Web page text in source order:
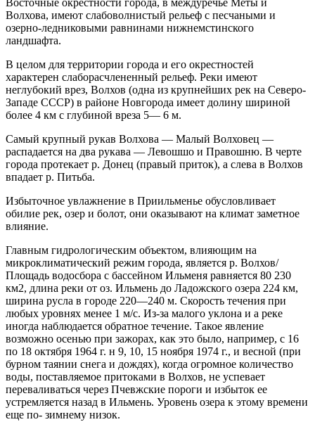
Восточные окрестности города, в междуречье Меты и
Волхова, имеют слабоволнистый рельеф с песчаными и
озерно-ледниковыми равнинами нижнемстинского
ландшафта.
В целом для территории города и его окрестностей
характерен слаборасчлененный рельеф. Реки имеют
неглубокий врез, Волхов (одна из крупнейших рек на Северо-
Западе СССР) в районе Новгорода имеет долину шириной
более 4 км с глубиной вреза 5— 6 м.
Самый крупный рукав Волхова — Малый Волховец —
распадается на два рукава — Левошшо и Правошню. В черте
города протекает р. Донец (правый приток), а слева в Волхов
впадает р. Питьба.
Избыточное увлажнение в Приильменье обусловливает
обилие рек, озер и болот, они оказывают на климат заметное
влияние.
Главным гидрологическим объектом, влияющим на
микроклиматический режим города, является р. Волхов/
Площадь водосбора с бассейном Ильменя равняется 80 230
км2, длина реки от оз. Ильмень до Ладожского озера 224 км,
ширина русла в городе 220—240 м. Скорость течения при
любых уровнях менее 1 м/с. Из-за малого уклона и а реке
иногда наблюдается обратное течение. Такое явление
возможно осенью при зажорах, как это было, например, с 16
по 18 октября 1964 г. н 9, 10, 15 ноября 1974 г., и весной (при
бурном таянии снега и дождях), когда огромное количество
воды, поставляемое притоками в Волхов, не успевает
переваливаться через Пчевжские пороги и избыток ее
устремляется назад в Ильмень. Уровень озера к этому времени
еще по- зимнему низок.